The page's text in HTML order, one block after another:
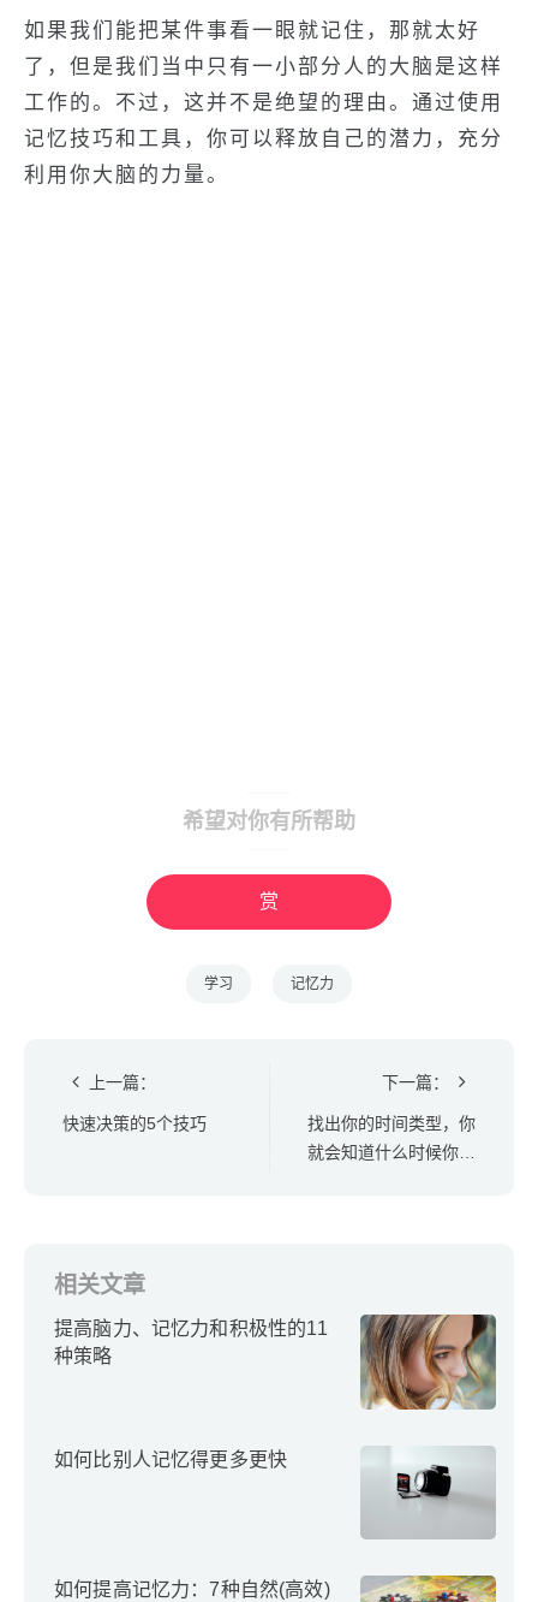
如果我们能把某件事看一眼就记住，那就太好
了，但是我们当中只有一小部分人的大脑是这样
工作的。不过，这并不是绝望的理由。通过使用
记忆技巧和工具，你可以释放自己的潜力，充分
利用你大脑的力量。
希望对你有所帮助
赏
学习 记忆力
上一篇：
快速决策的5个技巧
下一篇：
找出你的时间类型，你
就会知道什么时候你的
相关文章
提高脑力、记忆力和积极性的11
种策略
如何比别人记忆得更多更快
如何提高记忆力：7种自然(高效)